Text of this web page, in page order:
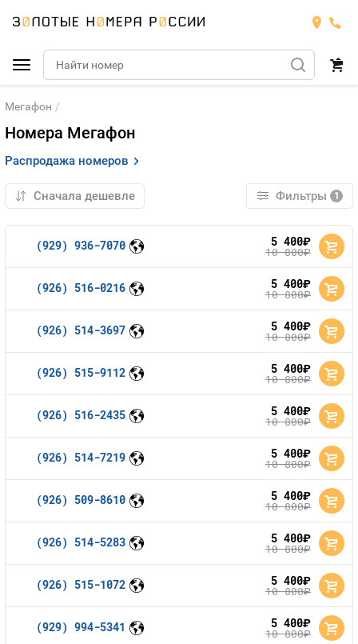
Подобрать номер
БИЛАЙН
Тарифы
Номера
Мегафон
МЕГАФОН
Тарифы
Теле2
ТЕЛЕ2
ЙОТА
Контакты
Устройства
Мегафон
Номера Мегафон
Распродажа номеров
Фильтры 1
(929) 936-7070 5 400руб.
10 800руб.
(926) 516-0216 5 400руб.
10 800руб.
(926) 514-3697 5 400руб.
10 800руб.
(926) 515-9112 5 400руб.
10 800руб.
(926) 516-2435 5 400руб.
10 800руб.
(926) 514-7219 5 400руб.
10 800руб.
(926) 509-8610 5 400руб.
10 800руб.
(926) 514-5283 5 400руб.
10 800руб.
(926) 515-1072 5 400руб.
10 800руб.
(929) 994-5341 5 400руб.
10 800руб.